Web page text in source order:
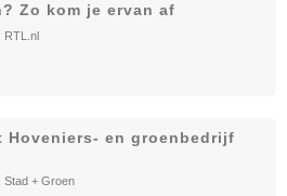
Zo kom je ervan af
RTL.nl
Hoveniers- en groenbedrijf
Stad + Groen